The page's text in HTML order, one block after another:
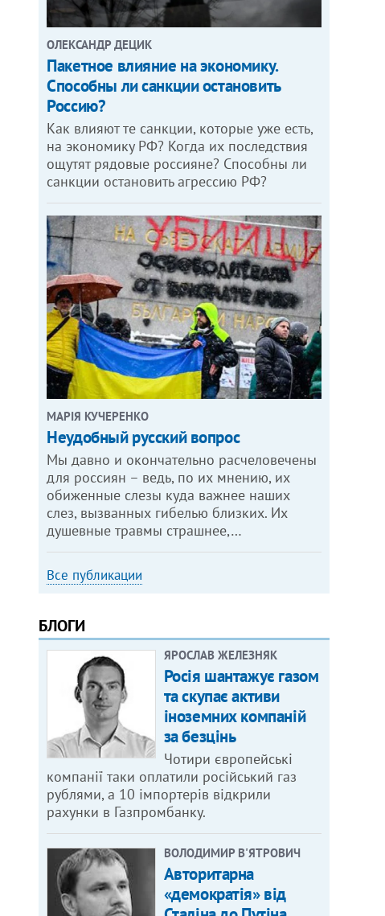
ОЛЕКСАНДР ДЕЦИК
Пакетное влияние на экономику.
Способны ли санкции остановить
Россию?
Как влияют те санкции, которые уже есть,
на экономику РФ? Когда их последствия
ощутят рядовые россияне? Способны ли
санкции остановить агрессию РФ?
МАРІЯ КУЧЕРЕНКО
​Неудобный русский вопрос
Мы давно и окончательно расчеловечены
для россиян – ведь, по их мнению, их
обиженные слезы куда важнее наших
слез, вызванных гибелью близких. Их
душевные травмы страшнее,…
Все публикации
БЛОГИ
ЯРОСЛАВ ЖЕЛЕЗНЯК
Росія шантажує газом
та скупає активи
іноземних компаній
за безцінь
Чотири європейські
компанії таки оплатили російський газ
рублями, а 10 імпортерів відкрили
рахунки в Газпромбанку.
ВОЛОДИМИР В'ЯТРОВИЧ
Авторитарна
«демократія» від